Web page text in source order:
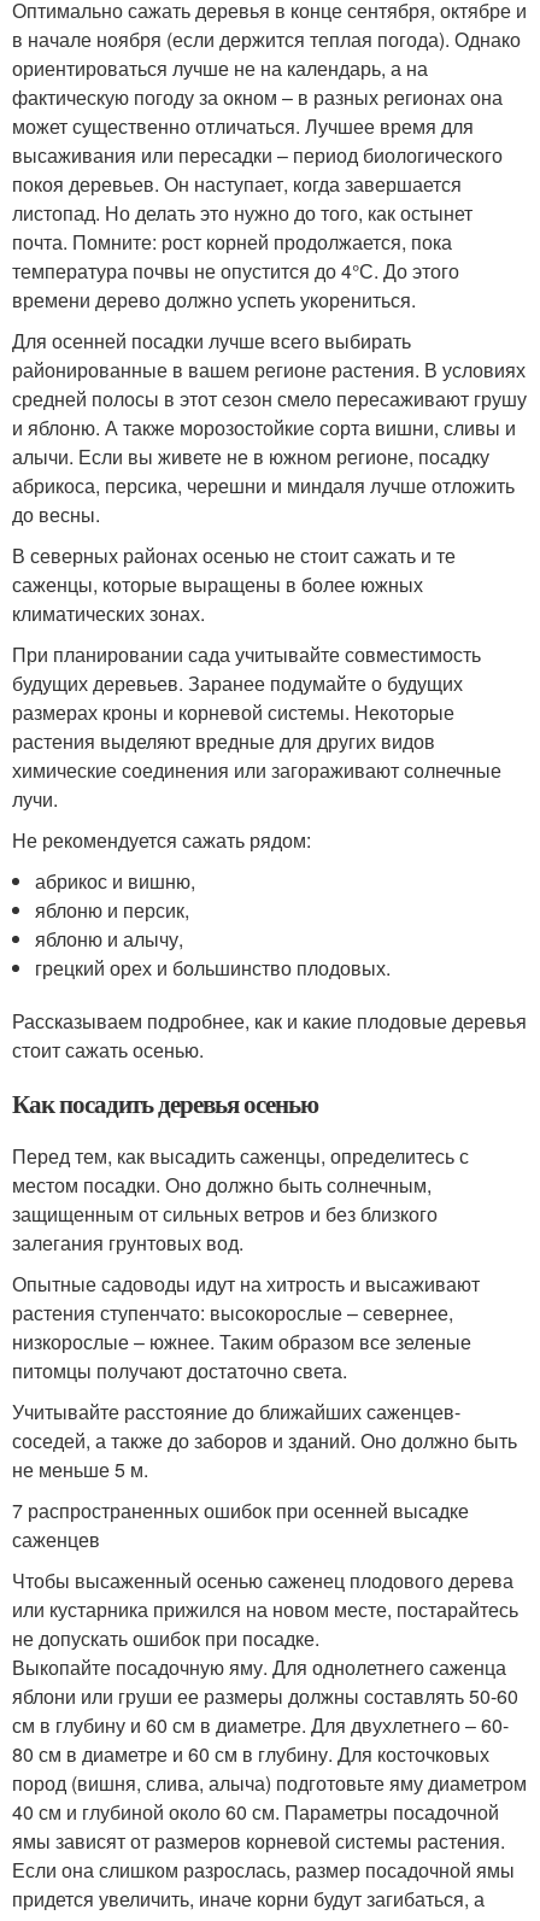
Оптимально сажать деревья в конце сентября, октябре и
в начале ноября (если держится теплая погода). Однако
ориентироваться лучше не на календарь, а на
фактическую погоду за окном – в разных регионах она
может существенно отличаться. Лучшее время для
высаживания или пересадки – период биологического
покоя деревьев. Он наступает, когда завершается
листопад. Но делать это нужно до того, как остынет
почта. Помните: рост корней продолжается, пока
температура почвы не опустится до 4°С. До этого
времени дерево должно успеть укорениться.
Для осенней посадки лучше всего выбирать
районированные в вашем регионе растения. В условиях
средней полосы в этот сезон смело пересаживают грушу
и яблоню. А также морозостойкие сорта вишни, сливы и
алычи. Если вы живете не в южном регионе, посадку
абрикоса, персика, черешни и миндаля лучше отложить
до весны.
В северных районах осенью не стоит сажать и те
саженцы, которые выращены в более южных
климатических зонах.
При планировании сада учитывайте совместимость
будущих деревьев. Заранее подумайте о будущих
размерах кроны и корневой системы. Некоторые
растения выделяют вредные для других видов
химические соединения или загораживают солнечные
лучи.
Не рекомендуется сажать рядом:
абрикос и вишню,
яблоню и персик,
яблоню и алычу,
грецкий орех и большинство плодовых.
Рассказываем подробнее, как и какие плодовые деревья
стоит сажать осенью.
Как посадить деревья осенью
Перед тем, как высадить саженцы, определитесь с
местом посадки. Оно должно быть солнечным,
защищенным от сильных ветров и без близкого
залегания грунтовых вод.
Опытные садоводы идут на хитрость и высаживают
растения ступенчато: высокорослые – севернее,
низкорослые – южнее. Таким образом все зеленые
питомцы получают достаточно света.
Учитывайте расстояние до ближайших саженцев-
соседей, а также до заборов и зданий. Оно должно быть
не меньше 5 м.
7 распространенных ошибок при осенней высадке
саженцев
Чтобы высаженный осенью саженец плодового дерева
или кустарника прижился на новом месте, постарайтесь
не допускать ошибок при посадке.
Выкопайте посадочную яму. Для однолетнего саженца
яблони или груши ее размеры должны составлять 50-60
см в глубину и 60 см в диаметре. Для двухлетнего – 60-
80 см в диаметре и 60 см в глубину. Для косточковых
пород (вишня, слива, алыча) подготовьте яму диаметром
40 см и глубиной около 60 см. Параметры посадочной
ямы зависят от размеров корневой системы растения.
Если она слишком разрослась, размер посадочной ямы
придется увеличить, иначе корни будут загибаться, а